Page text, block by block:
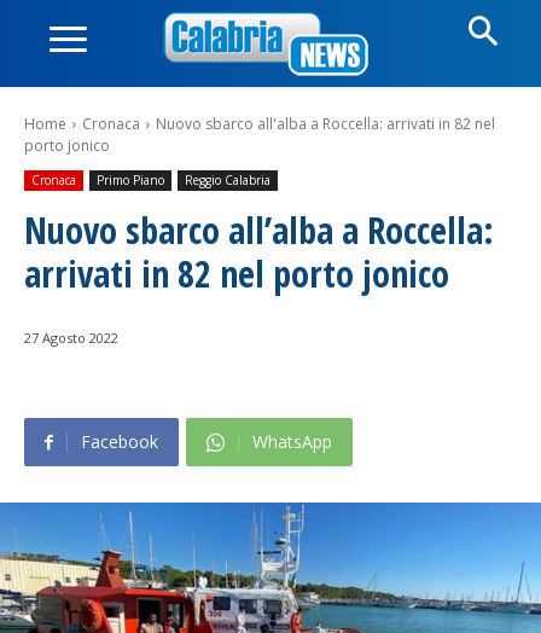
Home Cronaca
Nuovo sbarco all'alba a Roccella: arrivati in 82 nel
porto jonico
Cronaca Primo Piano Reggio Calabria
Nuovo sbarco all’alba a Roccella:
arrivati in 82 nel porto jonico
27 Agosto 2022
Facebook WhatsApp